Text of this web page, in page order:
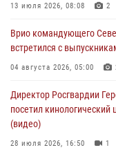
В ЛНР росгвардейцы
08 августа 2026, 13:00
Сотрудники Росгвардии
08 августа 2026, 09:29
13 июля 2026, 08:08 2
Врио командующего
встретился с
04 августа 2026, 05:00
Директор Росгвардии
посетил
(видео)
28 июля 2026, 16:50 1